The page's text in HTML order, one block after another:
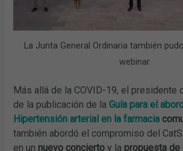
La Junta General Ordinaria también
webinar.
Más allá de la COVID-19, el presidente
de la publicación de laGuía para el
Hipertensión arterial en la farmacia
también abordó el compromiso del
en un nuevo conciertoy la propuesta de